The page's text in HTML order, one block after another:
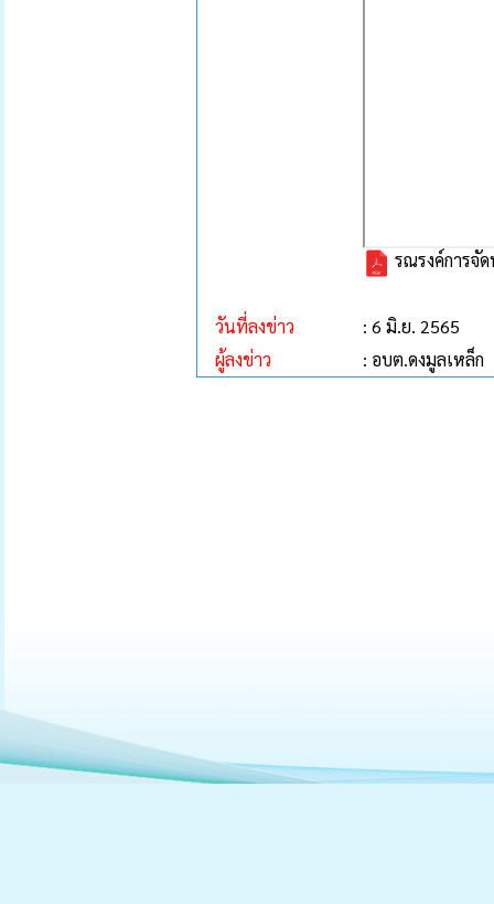
รณรงค์การจั
วันที่ลงข่าว
: 6 มิ.ย. 2565
ผู้ลงข่าว
: อบต.ดงมูลเหล็ก